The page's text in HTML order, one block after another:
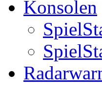
Konsolen